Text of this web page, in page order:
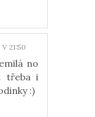
21:50
no
třeba i
:)